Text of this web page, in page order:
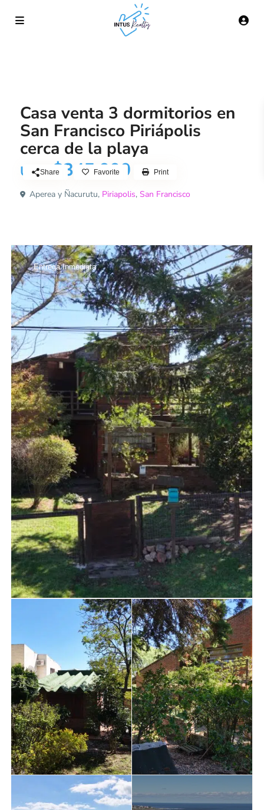
Casa venta 3 dormitorios en
San Francisco Piriápolis
cerca de la playa
USD$345.000
Aperea y Ñacurutu, Piriapolis,San Francisco
Share Favorite Print
Entrega Inmediata